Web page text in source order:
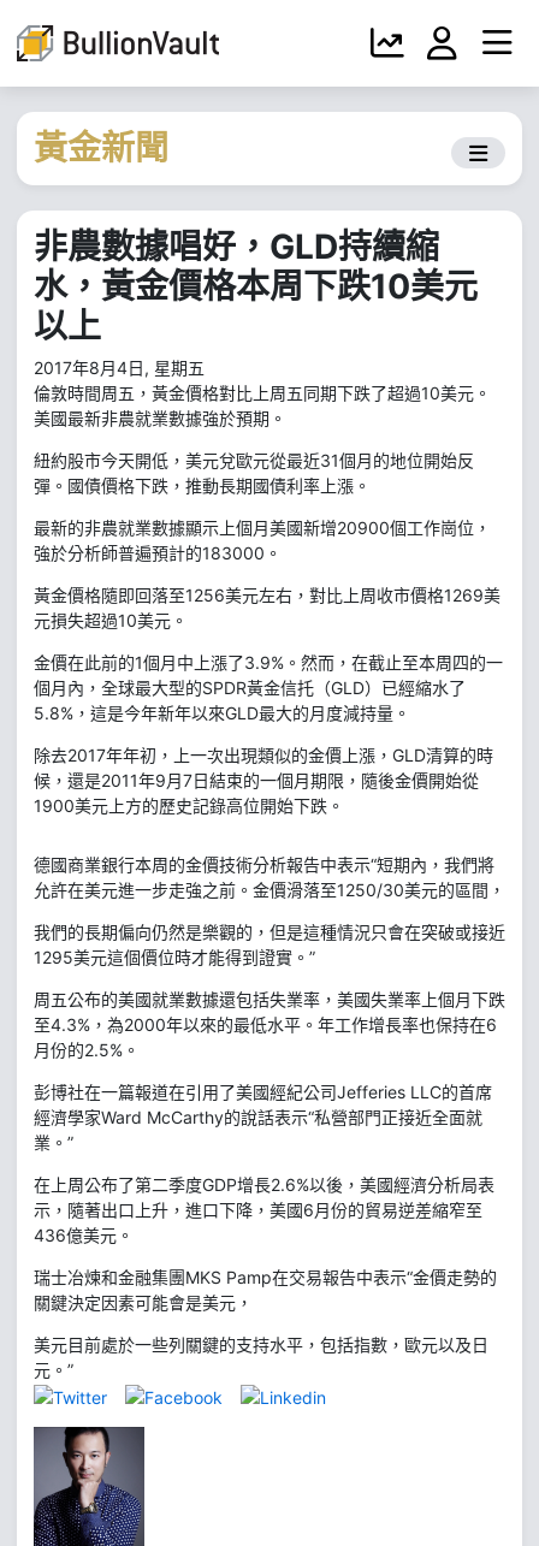
黃金新聞
非農數據唱好，GLD持續縮
水，黃金價格本周下跌10美元
以上
2017年8月4日, 星期五
倫敦時間周五，黃金價格對比上周五同期下跌了超過10美元。
美國最新非農就業數據強於預期。
紐約股市今天開低，美元兌歐元從最近31個月的地位開始反
彈。國債價格下跌，推動長期國債利率上漲。
最新的非農就業數據顯示上個月美國新增20900個工作崗位，
強於分析師普遍預計的183000。
黃金價格隨即回落至1256美元左右，對比上周收市價格1269美
元損失超過10美元。
金價在此前的1個月中上漲了3.9%。然而，在截止至本周四的一
個月內，全球最大型的SPDR黃金信托（GLD）已經縮水了
5.8%，這是今年新年以來GLD最大的月度減持量。
除去2017年年初，上一次出現類似的金價上漲，GLD清算的時
候，還是2011年9月7日結束的一個月期限，隨後金價開始從
1900美元上方的歷史記錄高位開始下跌。
德國商業銀行本周的金價技術分析報告中表示“短期內，我們將
允許在美元進一步走強之前。金價滑落至1250/30美元的區間，
我們的長期偏向仍然是樂觀的，但是這種情況只會在突破或接近
1295美元這個價位時才能得到證實。”
周五公布的美國就業數據還包括失業率，美國失業率上個月下跌
至4.3%，為2000年以來的最低水平。年工作增長率也保持在6
月份的2.5%。
彭博社在一篇報道在引用了美國經紀公司Jefferies LLC的首席
經濟學家Ward McCarthy的說話表示“私營部門正接近全面就
業。”
在上周公布了第二季度GDP增長2.6%以後，美國經濟分析局表
示，隨著出口上升，進口下降，美國6月份的貿易逆差縮窄至
436億美元。
瑞士冶煉和金融集團MKS Pamp在交易報告中表示“金價走勢的
關鍵決定因素可能會是美元，
美元目前處於一些列關鍵的支持水平，包括指數，歐元以及日
元。”